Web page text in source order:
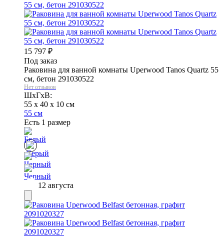
15 797 ₽
Под заказ
Раковина для ванной комнаты Uperwood Tanos Quartz 55
см, бетон 291030522
Нет отзывов
ШхГхВ:
55 x 40 x 10 см
55 см
Есть 1 размер
12 августа